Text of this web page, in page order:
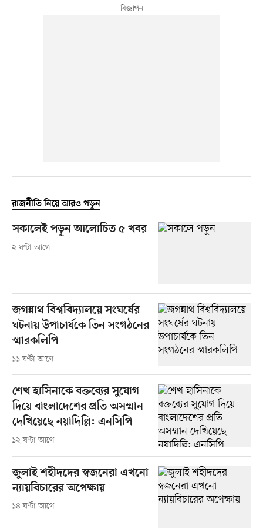
রাজনীতি নিয়ে আরও পড়ুন
সকালেই পড়ুন আলোচিত ৫ খবর
২ ঘণ্টা আগে
জগন্নাথ বিশ্ববিদ্যালয়ে সংঘর্ষের
ঘটনায় উপাচার্যকে তিন সংগঠনের
স্মারকলিপি
১১ ঘণ্টা আগে
শেখ হাসিনাকে বক্তব্যের সুযোগ
দিয়ে বাংলাদেশের প্রতি অসম্মান
দেখিয়েছে নয়াদিল্লি: এনসিপি
১২ ঘণ্টা আগে
জুলাই শহীদদের স্বজনেরা এখনো
ন্যায়বিচারের অপেক্ষায়
১৪ ঘণ্টা আগে